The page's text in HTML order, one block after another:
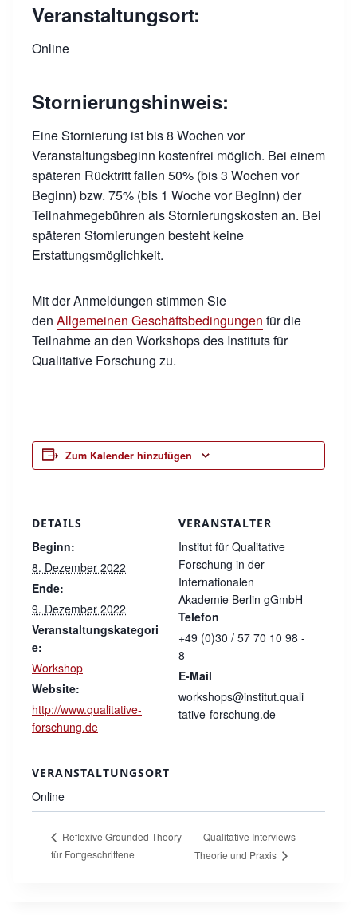
Veranstaltungsort:
Online
Stornierungshinweis:
Eine Stornierung ist bis 8 Wochen vor
Veranstaltungsbeginn kostenfrei möglich. Bei einem
späteren Rücktritt fallen 50% (bis 3 Wochen vor
Beginn) bzw. 75% (bis 1 Woche vor Beginn) der
Teilnahmegebühren als Stornierungskosten an. Bei
späteren Stornierungen besteht keine
Erstattungsmöglichkeit.
Mit der Anmeldungen stimmen Sie
den Allgemeinen Geschäftsbedingungen für die
Teilnahme an den Workshops des Instituts für
Qualitative Forschung zu.
Zum Kalender hinzufügen
DETAILS
Beginn:
8. Dezember 2022
Ende:
9. Dezember 2022
Veranstaltungskategori
e:
Workshop
Website:
http://www.qualitative-
forschung.de
VERANSTALTER
Institut für Qualitative
Forschung in der
Internationalen
Akademie Berlin gGmbH
Telefon
+49 (0)30 / 57 70 10 98 -
8
E-Mail
workshops@institut.quali
tative-forschung.de
VERANSTALTUNGSORT
Online
Reflexive Grounded Theory
für Fortgeschrittene
Qualitative Interviews –
Theorie und Praxis